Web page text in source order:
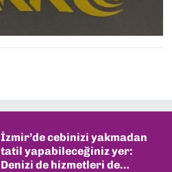
İzmir’de cebinizi yakmadan
tatil yapabileceğiniz yer:
Denizi de hizmetleri de